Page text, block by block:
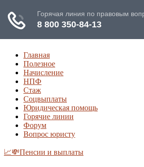
Главная
Полезное
Начисление
НПФ
Стаж
Соцвыплаты
Юридическая помощь
Горячие линии
Форум
Вопрос юристу
📈💸Пенсии и выплаты